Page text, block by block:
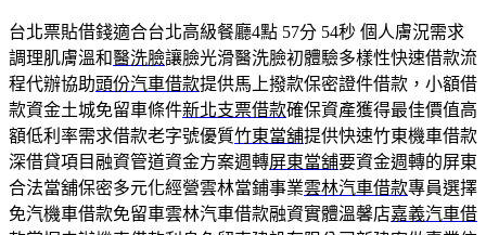
台北票貼借錢適合台北高級餐廳4點 57分 54秒 個人膚況需求
調理肌膚溫和醫洗臉讓臉光滑醫洗臉初體驗多樣性快速借款流
程代辦協助頭份汽車借款提供馬上撥款保密證件借款，小額借
款資金土城免留車條件新北支票借款確保資產獲得最佳價值高
額低利率需求借款老字號優質竹東當舖提供快速竹東機車借款
深借貸項目融資管道資金方案週轉屏東當舖要資金週轉的屏東
合法當舖保密多元化經營雲林當鋪事業雲林汽車借款專員選擇
免汽機車借款免留車雲林汽車借款融資實體溫馨店嘉義汽車借